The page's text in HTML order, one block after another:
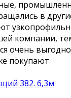
в
компании,
очень
покупают
382. 6,3м